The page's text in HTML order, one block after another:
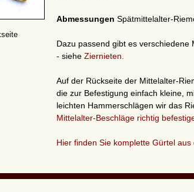
Abmessungen Spätmittelalter-
Dazu passend gibt es verschiedene
- siehe Ziernieten
Auf der Rückseite der Mittelalter-
die zur Befestigung einfach kleine,
leichten Hammerschlägen wir das
Mittelalter-Beschläge richtig
Hier finden Sie komplette Gürtel aus